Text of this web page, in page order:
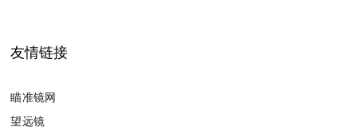
友情链接
瞄准镜网
望远镜